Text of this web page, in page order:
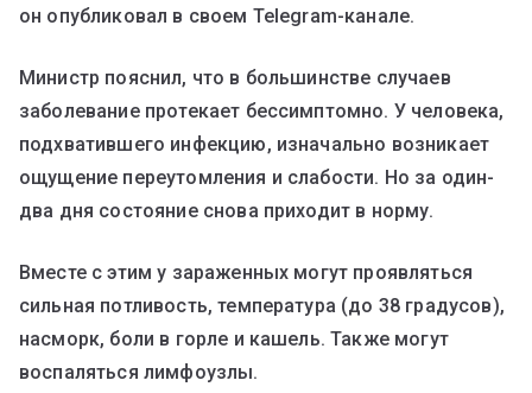
он опубликовал в своем Telegram-канале.
Министр пояснил, что в большинстве случаев
заболевание протекает бессимптомно. У человека,
подхватившего инфекцию, изначально возникает
ощущение переутомления и слабости. Но за один-
два дня состояние снова приходит в норму.
Вместе с этим у зараженных могут проявляться
сильная потливость, температура (до 38 градусов),
насморк, боли в горле и кашель. Также могут
воспаляться лимфоузлы.